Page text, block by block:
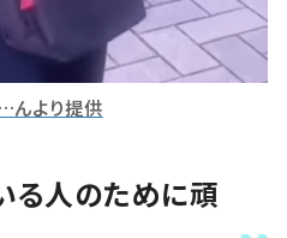
より提供
る人のために頑